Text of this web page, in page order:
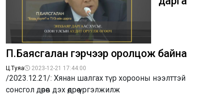
П.Баясгалан гэрчээр оролцож байна
Ц.Туяа 2023-12-21 17:44:00
/2023.12.21/: Хянан шалгах түр хорооны нээлттэй
сонсгол дөрөв дэх өдрөө үргэлжилж